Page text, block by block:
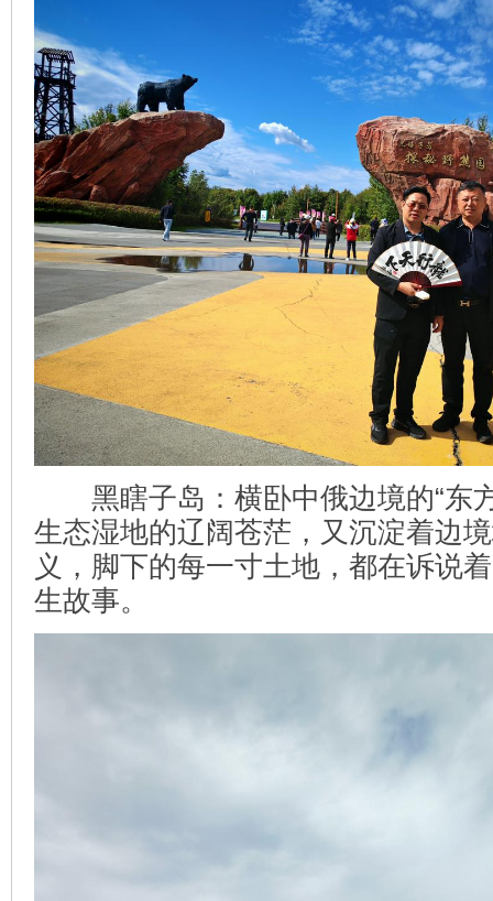
黑瞎子岛：横卧中俄边境的“东
生态湿地的辽阔苍茫，又沉淀着边
义，脚下的每一寸土地，都在诉说
生故事。